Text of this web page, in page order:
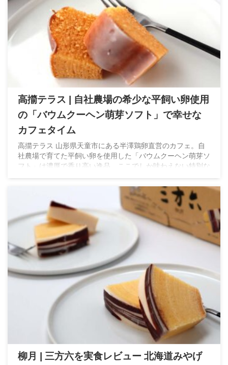
高擶テラス | 自社農場の希少な平飼い卵使用
の「バウムクーヘン萌芽ソフト」で幸せな
カフェタイム
高擶テラス 山形県天童市にある半澤鶏卵直営のカフェ。自
社農場で育てた平飼い卵を使用した「バウムクーヘン萌芽ソ
フト」は濃厚で香り高い逸品。ここでしか味わえない特別な
柳月 | 三方六を実食レビュー 北海道みやげ